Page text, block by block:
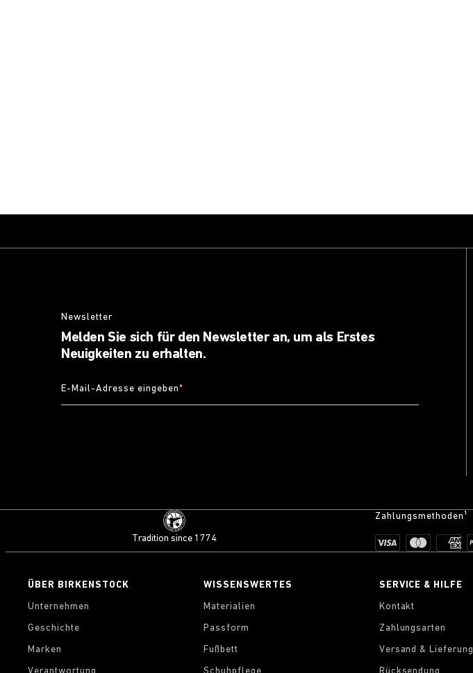
Newsletter
Melden Sie sich für den Newsletter an, um als Erstes
Neuigkeiten zu erhalten.
E-Mail-Adresse eingeben*
Tradition since 1774
Zahlungsmethoden¹
ÜBER BIRKENSTOCK
Unternehmen
Geschichte
Marken
WISSENSWERTES
Materialien
Passform
Fußbett
SERVICE & HILFE
Kontakt
Zahlungsarten
Versand & Lieferung